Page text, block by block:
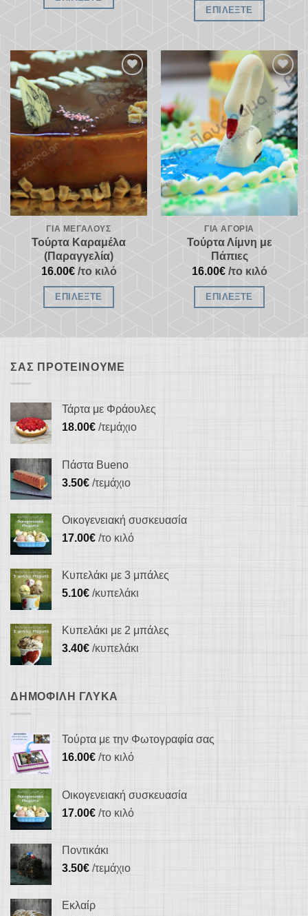
ΕΠΙΛΈΞΤΕ
Προσθήκη
στα
αγαπημένα
ΓΙΑ ΜΕΓΆΛΟΥΣ
Τούρτα Καραμέλα
(Παραγγελία)
16.00€/το κιλό
ΕΠΙΛΈΞΤΕ
Προσθήκη
στα
αγαπημένα
ΓΙΑ ΑΓΌΡΙΑ
Τούρτα Λίμνη με
Πάπιες
16.00€/το κιλό
ΕΠΙΛΈΞΤΕ
ΣΑΣ ΠΡΟΤΕΊΝΟΥΜΕ
Τάρτα με Φράουλες
18.00€ /τεμάχιο
Πάστα Bueno
3.50€ /τεμάχιο
Οικογενειακή συσκευασία
17.00€ /το κιλό
Κυπελάκι με 3 μπάλες
5.10€ /κυπελάκι
Κυπελάκι με 2 μπάλες
3.40€ /κυπελάκι
ΔΗΜΟΦΙΛΉ ΓΛΥΚΆ
Τούρτα με την Φωτογραφία σας
16.00€ /το κιλό
Οικογενειακή συσκευασία
17.00€ /το κιλό
Ποντικάκι
3.50€ /τεμάχιο
Εκλαίρ